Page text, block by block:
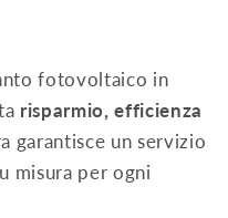
fotovoltaico in
risparmio, efficienza
garantisce un servizio
misura per ogni